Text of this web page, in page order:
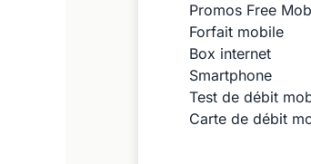
Promos Free
Forfait mobile
Box internet
Smartphone
Test de débit
Carte de débit